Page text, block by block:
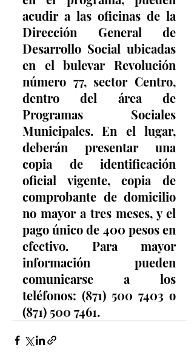
acudir a las oficinas de la
Dirección General de
Desarrollo Social ubicadas
en el bulevar Revolución
número 77, sector Centro,
dentro del área de
Programas Sociales
Municipales. En el lugar,
deberán presentar una
copia de identificación
oficial vigente, copia de
comprobante de domicilio
no mayor a tres meses, y el
pago único de 400 pesos en
efectivo. Para mayor
información pueden
comunicarse a los
teléfonos: (871) 500 7403 o
(871) 500 7461.